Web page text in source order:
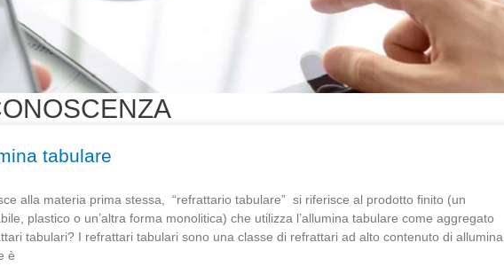
tabulare
alla materia prima stessa, “refrattario tabulare” si riferisce al prodotto finito (un
plastico o un’altra forma monolitica) che utilizza l’allumina tabulare come aggregato
tabulari? I refrattari tabulari sono una classe di refrattari ad alto contenuto di allumina
è